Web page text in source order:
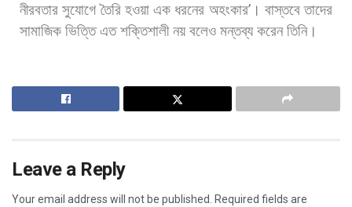
নীরবতার সুযোগে তৈরি হওয়া এক ধরনের অহংকার’। বাস্তবে তাদের
সামাজিক ভিত্তি এত শক্তিশালী নয় বলেও মন্তব্য করেন তিনি।
Leave a Reply
Your email address will not be published.
Required fields are